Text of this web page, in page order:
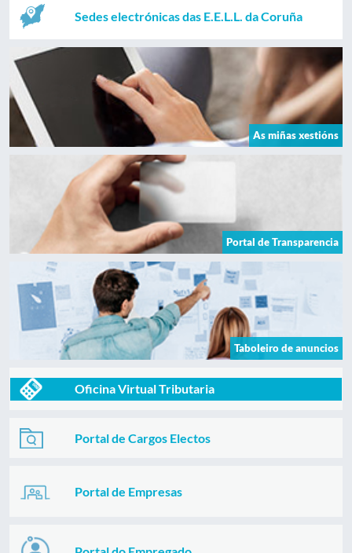
Sedes electrónicas das E.E.L.L. da Coruña
As miñas xestións
Portal de Transparencia
Taboleiro de anuncios
Oficina Virtual Tributaria
Portal de Cargos Electos
Portal de Empresas